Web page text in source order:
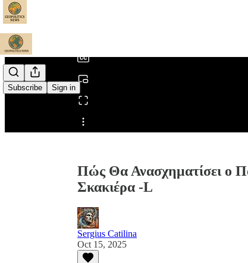
Subscribe Sign in
Share from 0:00
Πώς Θα Ανασχηματίσει ο
Σκακιέρα -L
Sergius Catilina
Oct 15, 2025